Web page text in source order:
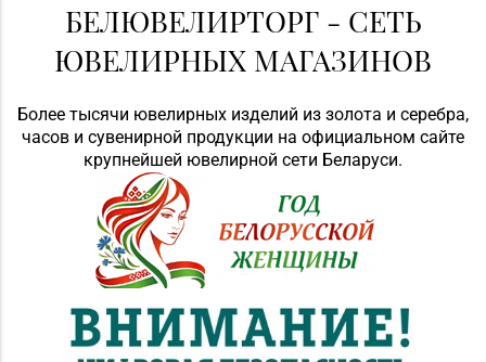
БЕЛЮВЕЛИРТОРГ - СЕТЬ
ЮВЕЛИРНЫХ МАГАЗИНОВ
Более тысячи ювелирных изделий из золота и серебра,
часов и сувенирной продукции на официальном сайте
крупнейшей ювелирной сети Беларуси.